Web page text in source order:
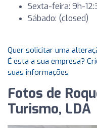
Sexta-feira: 9h-
Sábado: (closed)
Quer solicitar uma
É esta a sua empresa?
suas informações
Fotos de
Turismo, LDA